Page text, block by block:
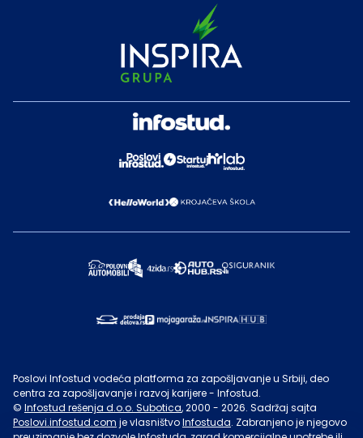
Poslovi Infostud vodeća platforma za zapošljavanje u Srbiji, deo
centra za zapošljavanje i razvoj karijere - Infostud.
© Infostud rešenja d.o.o. Subotica, 2000 - 2026. Sadržaj sajta
Poslovi.infostud.com je vlasništvoInfostuda. Zabranjeno je njegovo